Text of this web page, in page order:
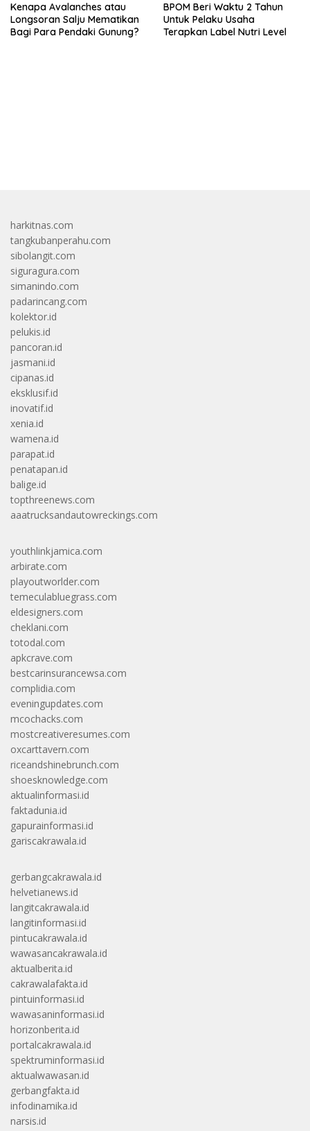
Kenapa Avalanches atau
Longsoran Salju Mematikan
Bagi Para Pendaki Gunung?
BPOM Beri Waktu 2 Tahun
Untuk Pelaku Usaha
Terapkan Label Nutri Level
harkitnas.com
tangkubanperahu.com
sibolangit.com
siguragura.com
simanindo.com
padarincang.com
kolektor.id
pelukis.id
pancoran.id
jasmani.id
cipanas.id
eksklusif.id
inovatif.id
xenia.id
wamena.id
parapat.id
penatapan.id
balige.id
topthreenews.com
aaatrucksandautowreckings.com
youthlinkjamica.com
arbirate.com
playoutworlder.com
temeculabluegrass.com
eldesigners.com
cheklani.com
totodal.com
apkcrave.com
bestcarinsurancewsa.com
complidia.com
eveningupdates.com
mcochacks.com
mostcreativeresumes.com
oxcarttavern.com
riceandshinebrunch.com
shoesknowledge.com
aktualinformasi.id
faktadunia.id
gapurainformasi.id
gariscakrawala.id
gerbangcakrawala.id
helvetianews.id
langitcakrawala.id
langitinformasi.id
pintucakrawala.id
wawasancakrawala.id
aktualberita.id
cakrawalafakta.id
pintuinformasi.id
wawasaninformasi.id
horizonberita.id
portalcakrawala.id
spektruminformasi.id
aktualwawasan.id
gerbangfakta.id
infodinamika.id
narsis.id